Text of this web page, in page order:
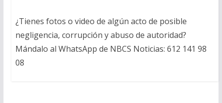
¿Tienes fotos o video de algún acto de posible
negligencia, corrupción y abuso de autoridad?
Mándalo al WhatsApp de NBCS Noticias: 612 141 98
08